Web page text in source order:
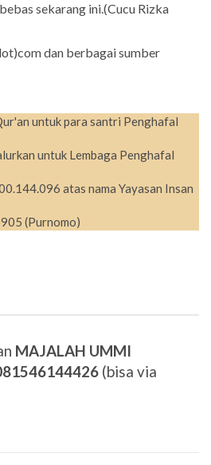
sekarang ini.(Cucu Rizka
dan berbagai sumber
untuk para santri Penghafal
untuk Lembaga Penghafal
atas nama Yayasan Insan
(Purnomo)
MAJALAH UMMI
(bisa via